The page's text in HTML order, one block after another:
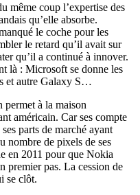
même coup l’expertise des
qu’elle absorbe.
le coche pour les
le retard qu’il avait sur
qu’il a continué à innover.
là : Microsoft se donne les
et autre Galaxy S…
à la maison
américain. Car ses compte
parts de marché ayant
nombre de pixels de ses
en 2011 pour que Nokia
premier pas. La cession de
se clôt.